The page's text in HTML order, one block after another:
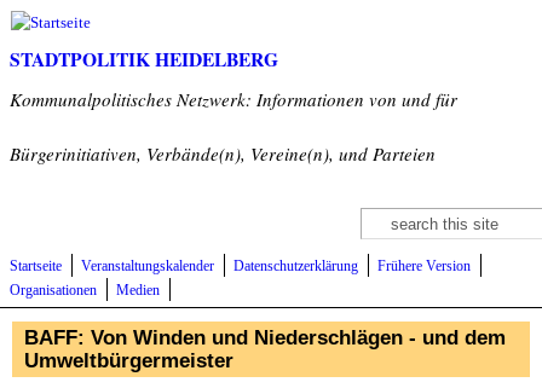
Direkt zum Inhalt
STADTPOLITIK HEIDELBERG
Kommunalpolitisches Netzwerk: Informationen von und für
Bürgerinitiativen, Verbände(n), Vereine(n), und Parteien
Suchformular
Suche
Startseite Veranstaltungskalender Datenschutzerklärung
Frühere Version
Organisationen
Medien
BAFF: Von Winden und Niederschlägen - und dem
Umweltbürgermeister